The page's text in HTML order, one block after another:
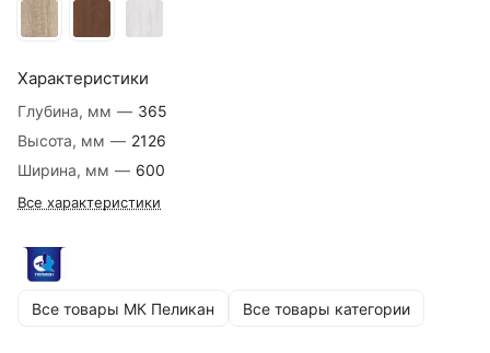
Характеристики
Глубина, мм — 365
Высота, мм — 2126
Ширина, мм — 600
Все характеристики
Все товары МК Пеликан Все товары категории